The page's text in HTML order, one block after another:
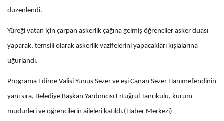
düzenlendi.
Yüreği vatan için çarpan askerlik çağına gelmiş öğrenciler asker duası
yaparak, temsili olarak askerlik vazifelerini yapacakları kışlalarına
uğurlandı.
Programa Edirne Valisi Yunus Sezer ve eşi Canan Sezer Hanımefendinin
yanı sıra, Belediye Başkan Yardımcısı Ertuğrul Tanrıkulu, kurum
müdürleri ve öğrencilerin aileleri katıldı.(Haber Merkezi)